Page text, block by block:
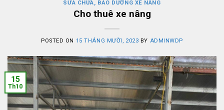
SỬA CHỮA, BẢO DƯỠNG XE NÂNG
Cho thuê xe nâng
POSTED ON 15 THÁNG MƯỜI, 2023 BY ADMINWDP
15
Th10